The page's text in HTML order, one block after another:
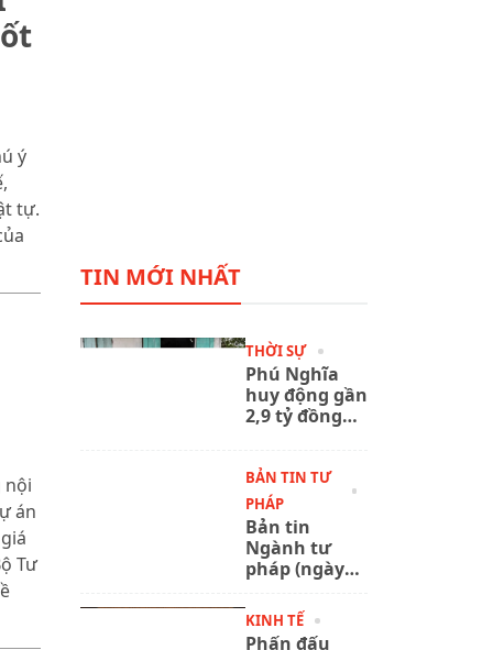
ý
tự.
nội
án
Tư
TIN MỚI NHẤT
THỜI SỰ
Phú Nghĩa
huy động gần
2,9 tỷ đồng
hộ khó khăn
BẢN TIN TƯ
PHÁP
Bản tin
Ngành tư
pháp (ngày
Quốc hội
thảo luận dự
KINH TẾ
Phấn đấu